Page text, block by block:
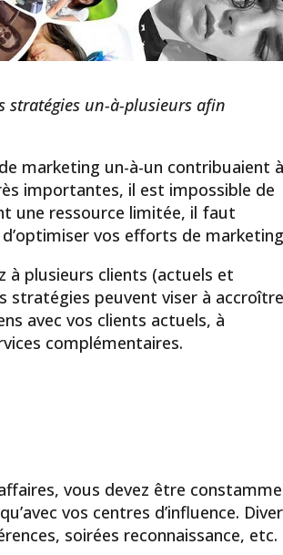
stratégies un-à-plusieurs afin
marketing un-à-un contribuaient
importantes, il est impossible de
une ressource limitée, il faut
vos efforts de
à plusieurs clients (actuels et
stratégies peuvent viser à
avec vos clients actuels, à
complémentaires.
vous devez être
vos centres d’influence.
soirées reconnaissance, etc.